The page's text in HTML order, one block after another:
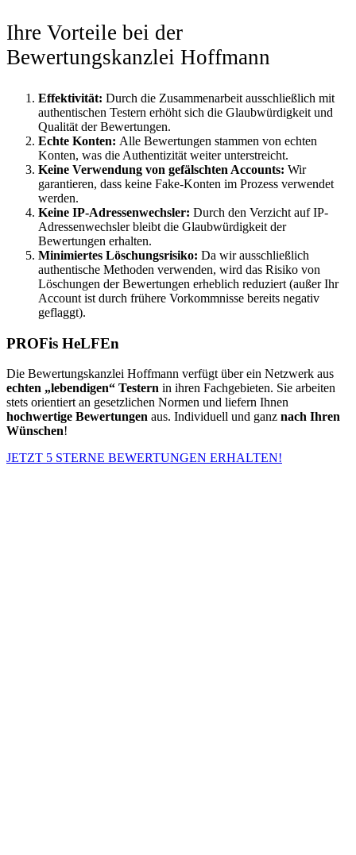
Ihre Vorteile bei der
Bewertungskanzlei Hoffmann
Effektivität: Durch die Zusammenarbeit ausschließlich mit
authentischen Testern erhöht sich die Glaubwürdigkeit und
Qualität der Bewertungen.
Echte Konten: Alle Bewertungen stammen von echten
Konten, was die Authentizität weiter unterstreicht.
Keine Verwendung von gefälschten Accounts: Wir
garantieren, dass keine Fake-Konten im Prozess verwendet
werden.
Keine IP-Adressenwechsler: Durch den Verzicht auf IP-
Adressenwechsler bleibt die Glaubwürdigkeit der
Bewertungen erhalten.
Minimiertes Löschungsrisiko: Da wir ausschließlich
authentische Methoden verwenden, wird das Risiko von
Löschungen der Bewertungen erheblich reduziert (außer Ihr
Account ist durch frühere Vorkommnisse bereits negativ
geflaggt).
PROFis HeLFEn
Die Bewertungskanzlei Hoffmann verfügt über ein Netzwerk aus
echten „lebendigen“ Testern in ihren Fachgebieten. Sie arbeiten
stets orientiert an gesetzlichen Normen und liefern Ihnen
hochwertige Bewertungen aus. Individuell und ganz nach Ihren
Wünschen!
JETZT 5 STERNE BEWERTUNGEN ERHALTEN!